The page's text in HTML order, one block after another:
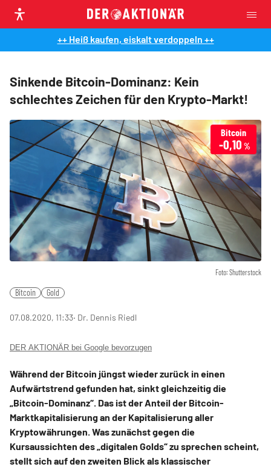
++ Heiß kaufen, eiskalt verdoppeln ++
Sinkende Bitcoin-Dominanz: Kein
schlechtes Zeichen für den Krypto-Markt!
Foto: Shutterstock
Bitcoin
-0,10 %
Bitcoin Gold
07.08.2020, 11:33‧ Dr. Dennis Riedl
DER AKTIONÄR bei Google bevorzugen
Während der Bitcoin jüngst wieder zurück in einen
Aufwärtstrend gefunden hat, sinkt gleichzeitig die
„Bitcoin-Dominanz“. Das ist der Anteil der Bitcoin-
Marktkapitalisierung an der Kapitalisierung aller
Kryptowährungen. Was zunächst gegen die
Kursaussichten des „digitalen Golds“ zu sprechen scheint,
stellt sich auf den zweiten Blick als klassischer